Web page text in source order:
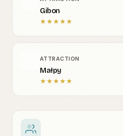
Gibon
★★★★★
ATTRACTION
Małpy
★★★★★